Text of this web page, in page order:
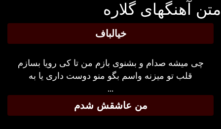
آهنگهای گلاره
خیالباف
چی میشه صدام و بشنوی بازم من تا کی رویا بسازم
قلب تو میزنه واسم بگو منو دوست داری یا به
من عاشقش شدم